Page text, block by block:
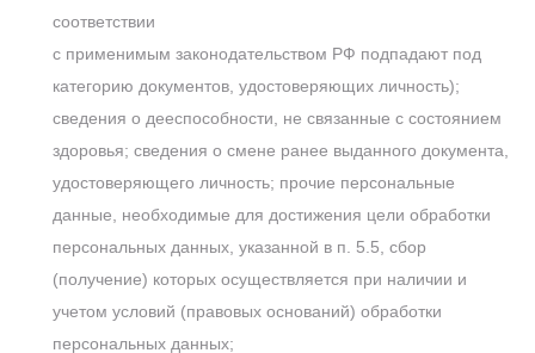
соответствии
с применимым законодательством РФ подпадают под
категорию документов, удостоверяющих личность);
сведения о дееспособности, не связанные с состоянием
здоровья; сведения о смене ранее выданного документа,
удостоверяющего личность; прочие персональные
данные, необходимые для достижения цели обработки
персональных данных, указанной в п. 5.5, сбор
(получение) которых осуществляется при наличии и
учетом условий (правовых оснований) обработки
персональных данных;